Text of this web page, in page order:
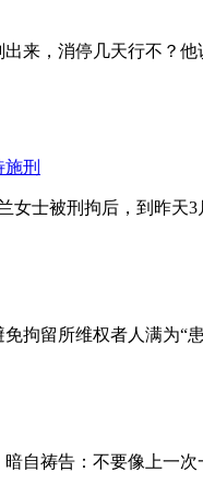
来，消停几天行不？
刑
女士被刑拘后，到昨
拘留所维权者人满为
自祷告：不要像上一次